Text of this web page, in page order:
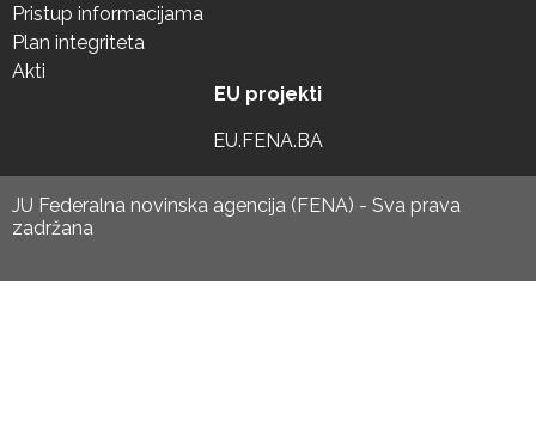
Pristup informacijama
Plan integriteta
Akti
EU projekti
EU.FENA.BA
JU Federalna novinska agencija (FENA) - Sva prava
zadržana